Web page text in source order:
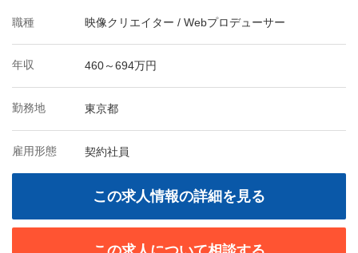
職種 映像クリエイター / Webプロデューサー
年収 460～694万円
勤務地 東京都
雇用形態 契約社員
この求人情報の詳細を見る